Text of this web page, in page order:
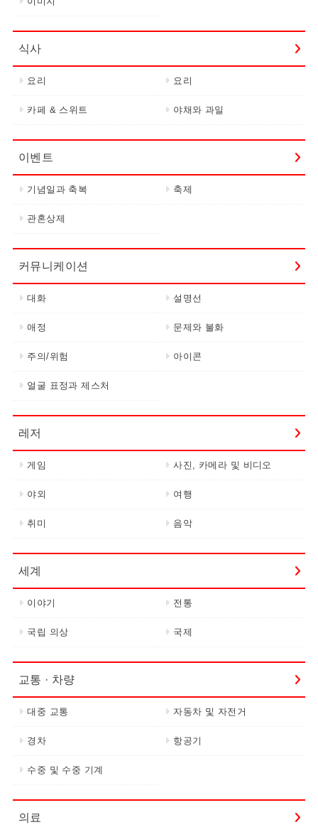
식사
요리 요리
카페 & 스위트 야채와 과일
이벤트
기념일과 축복 축제
관혼상제
커뮤니케이션
대화 설명선
애정 문제와 불화
주의/위험 아이콘
얼굴 표정과 제스처
레저
게임 사진, 카메라 및 비디오
야외 여행
취미 음악
세계
이야기 전통
국립 의상 국제
교통 · 차량
대중 교통 자동차 및 자전거
경차 항공기
수중 및 수중 기계
의료